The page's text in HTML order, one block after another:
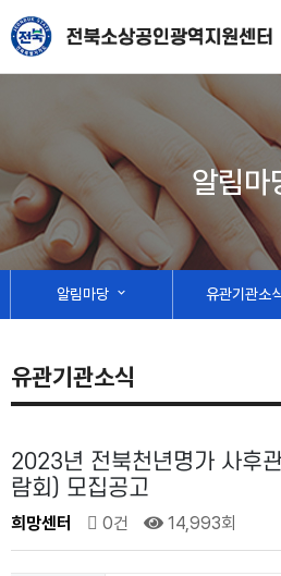
알림마
알림마당 expand_more 유관기관소
유관기관소식
2023년 전북천년명가 사후
람회) 모집공고
희망센터 0건 14,993회